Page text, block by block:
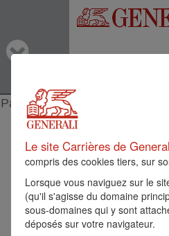
Paramétrer mes cookies
Le site Carrières de
compris des cookies tiers, sur
Lorsque vous naviguez sur le
(qu'il s'agisse du domaine
sous-domaines qui y sont
déposés sur votre navigateur.